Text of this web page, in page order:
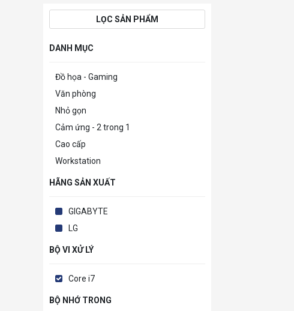
LỌC SẢN PHẨM
DANH MỤC
Đồ họa - Gaming
Văn phòng
Nhỏ gọn
Cảm ứng - 2 trong 1
Cao cấp
Workstation
HÃNG SẢN XUẤT
GIGABYTE
LG
BỘ VI XỬ LÝ
Core i7
BỘ NHỚ TRONG